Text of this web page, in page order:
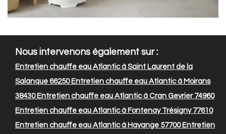
Nous intervenons également sur :
Entretien chauffe eau Atlantic à Saint Laurent de la
Salanque 66250Entretien chauffe eau Atlantic à Moirans
38430Entretien chauffe eau Atlantic à Cran Gevrier 74960
Entretien chauffe eau Atlantic à Fontenay Trésigny 77610
Entretien chauffe eau Atlantic à Hayange 57700Entretien